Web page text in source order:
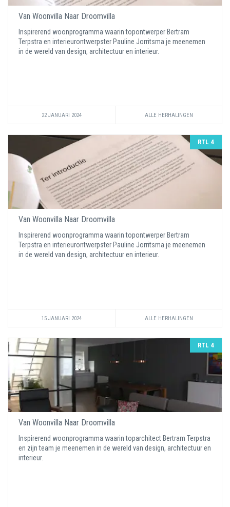
Van Woonvilla Naar Droomvilla
Inspirerend woonprogramma waarin topontwerper Bertram
Terpstra en interieurontwerpster Pauline Jorritsma je meenemen
in de wereld van design, architectuur en interieur.
22 JANUARI 2024 ALLE HERHALINGEN
RTL 4
Van Woonvilla Naar Droomvilla
Inspirerend woonprogramma waarin topontwerper Bertram
Terpstra en interieurontwerpster Pauline Jorritsma je meenemen
in de wereld van design, architectuur en interieur.
15 JANUARI 2024 ALLE HERHALINGEN
RTL 4
Van Woonvilla Naar Droomvilla
Inspirerend woonprogramma waarin toparchitect Bertram Terpstra
en zijn team je meenemen in de wereld van design, architectuur en
interieur.